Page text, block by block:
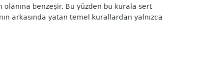
benzeşir. Bu yüzden bu kurala sert
arkasında yatan temel kurallardan yalnızca